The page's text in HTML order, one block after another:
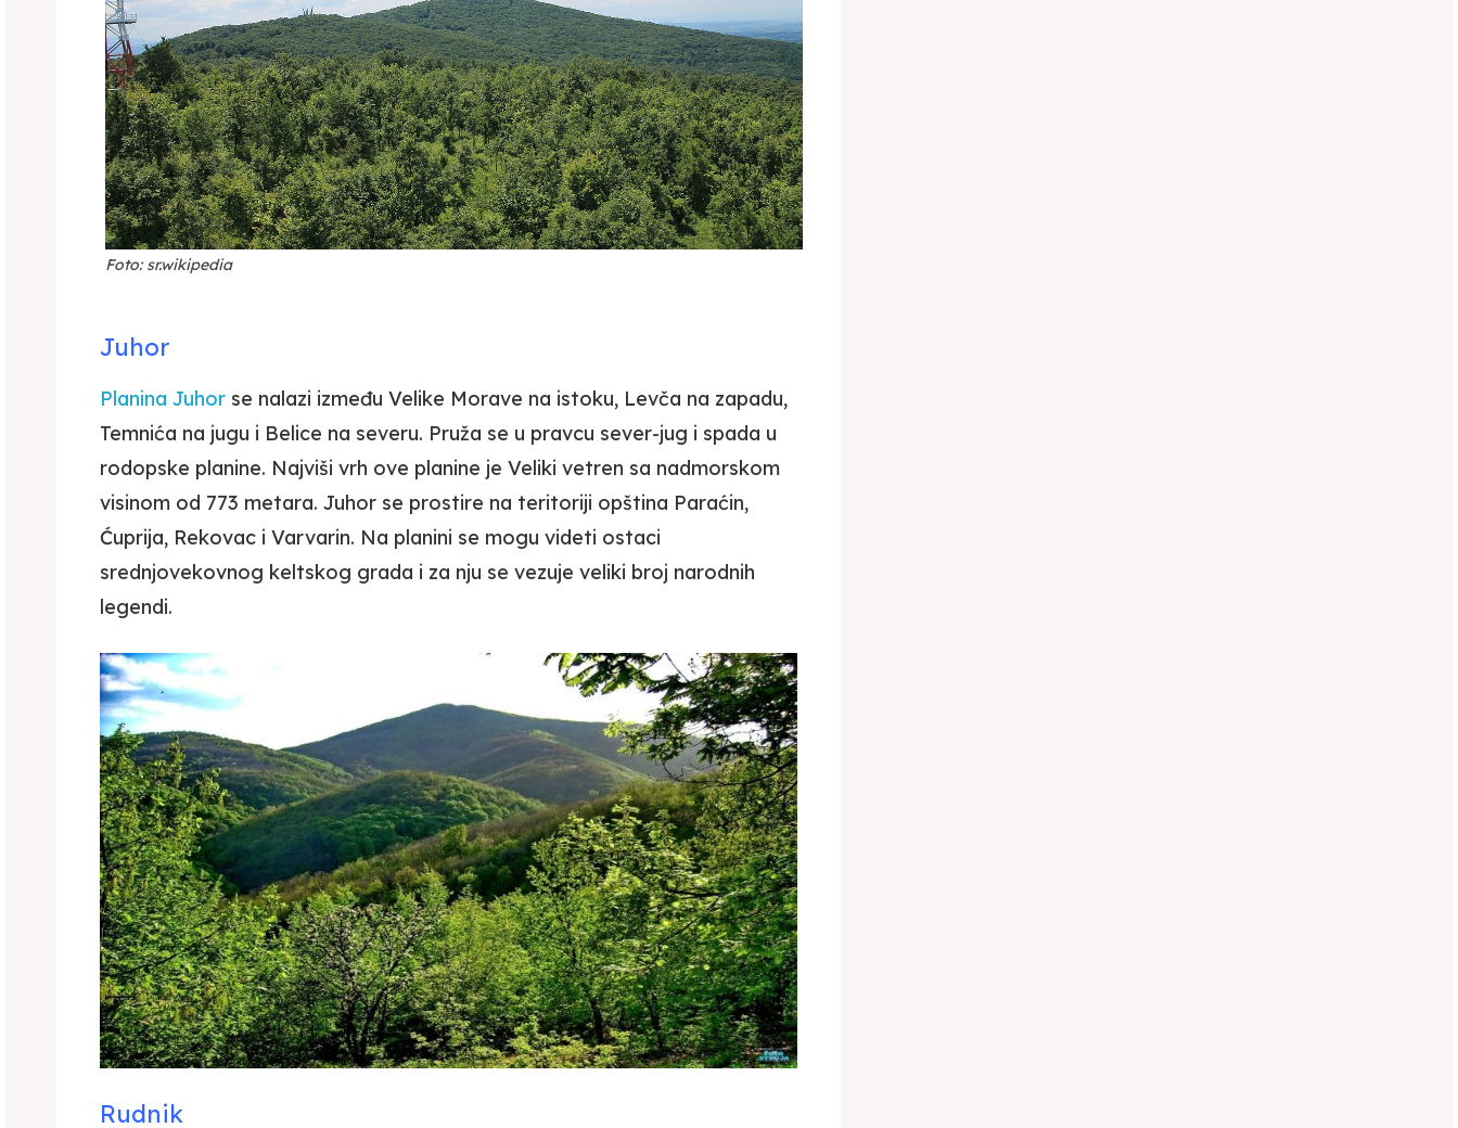
Foto: sr.wikipedia
Juhor
Planina Juhor se nalazi između Velike Morave na istoku, Levča na zapadu,
Temnića na jugu i Belice na severu. Pruža se u pravcu sever-jug i spada u
rodopske planine. Najviši vrh ove planine je Veliki vetren sa nadmorskom
visinom od 773 metara. Juhor se prostire na teritoriji opština Paraćin,
Ćuprija, Rekovac i Varvarin. Na planini se mogu videti ostaci
srednjovekovnog keltskog grada i za nju se vezuje veliki broj narodnih
legendi.
Rudnik